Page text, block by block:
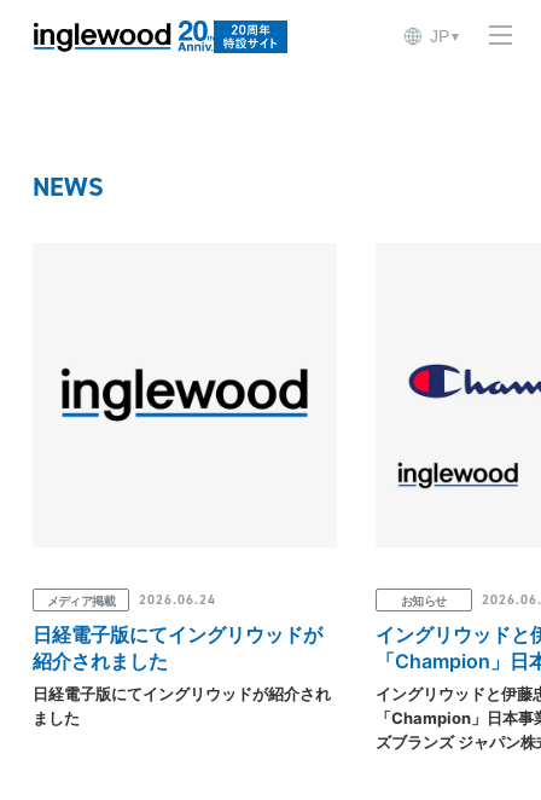
JP▼
INNOVATOR
NEWS
メディア掲載 2026.06.24
日経電子版にてイングリウッドが
紹介されました
日経電子版にてイングリウッドが紹介され
ました
お知らせ
イングリウッドと
「Champion」日
るヘインズブラン
会社の株式共同取
イングリウッドと伊藤
「Champion」日本事
ズブランズ ジャパン